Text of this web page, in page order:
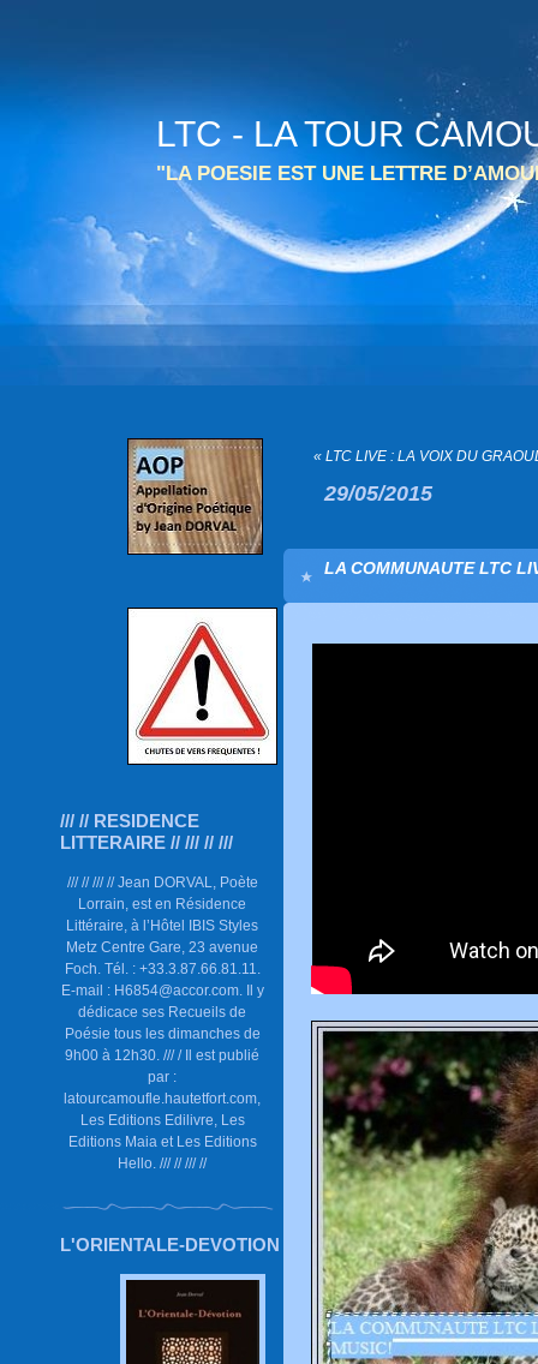
LTC - LA TOUR
"LA POESIE EST UNE LETTRE
/// // RESIDENCE
LITTERAIRE // /// // ///
/// // /// // Jean DORVAL, Poète
Lorrain, est en Résidence
Littéraire, à l’Hôtel IBIS Styles
Metz Centre Gare, 23 avenue
Foch. Tél. : +33.3.87.66.81.11.
E-mail : H6854@accor.com. Il y
dédicace ses Recueils de
Poésie tous les dimanches de
9h00 à 12h30. /// / Il est publié
par :
latourcamoufle.hautetfort.com,
Les Editions Edilivre, Les
Editions Maia et Les Editions
Hello. /// // /// //
L'ORIENTALE-DEVOTION
« LTC LIVE : LA VOIX DU
29/05/2015
LA COMMUNAUTE LTC